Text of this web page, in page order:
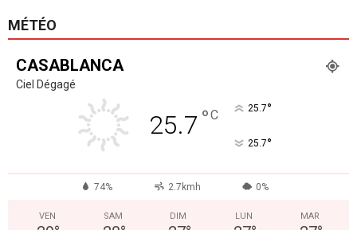
MÉTÉO
CASABLANCA
Ciel Dégagé
25.7 °C 25.7°
25.7°
74% 2.7kmh 0%
VEN SAM DIM LUN MAR